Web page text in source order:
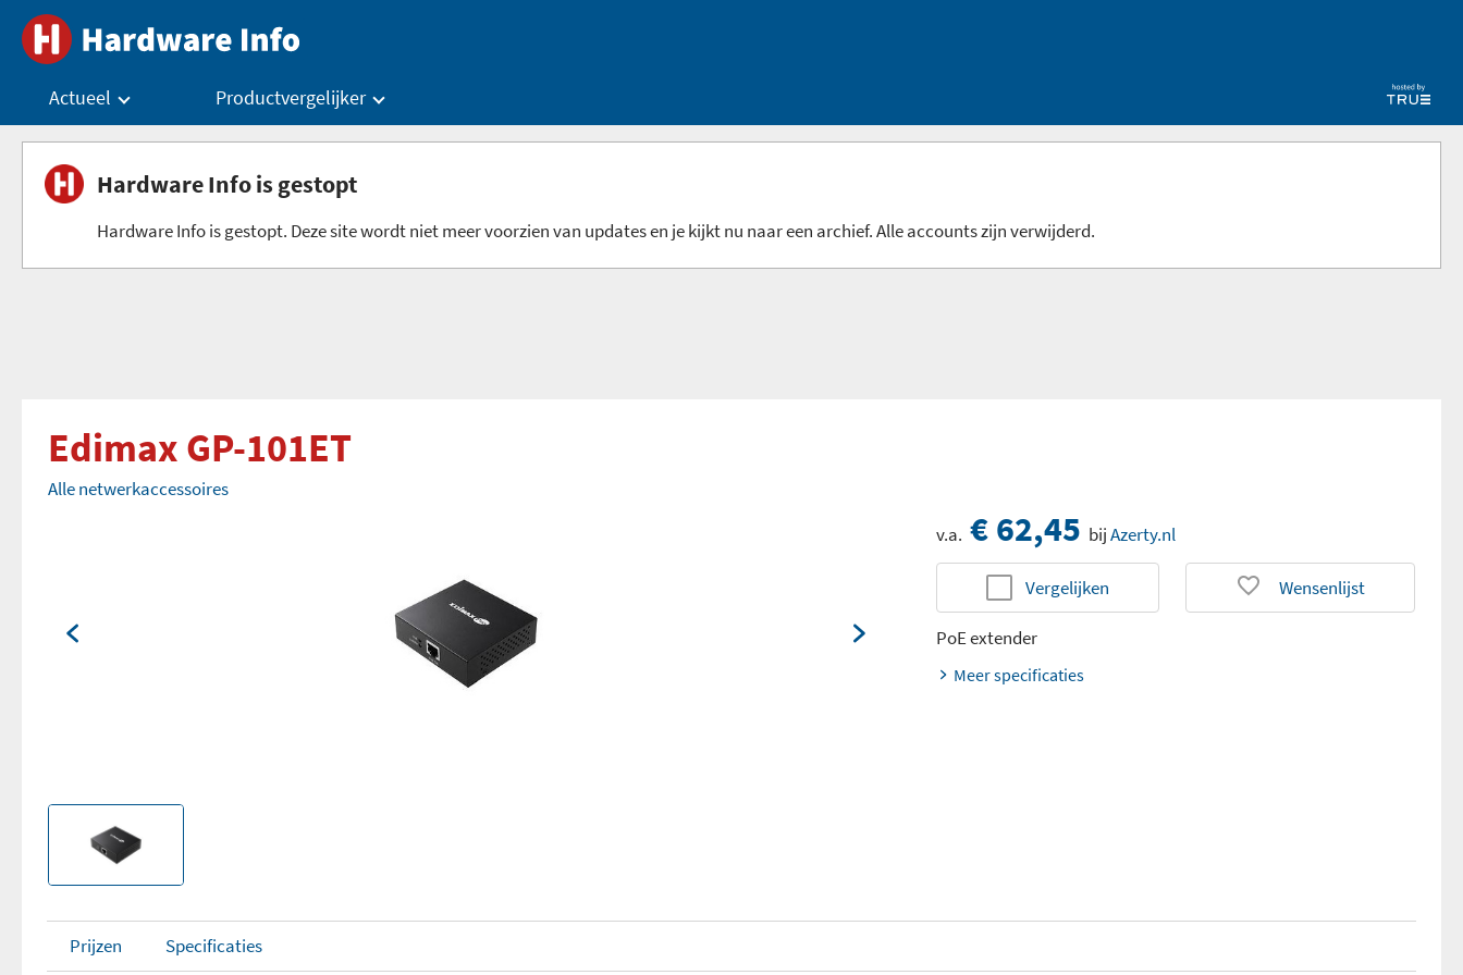
Actueel Productvergelijker
Hardware Info is gestopt
Hardware Info is gestopt. Deze site wordt niet meer voorzien van updates en je kijkt nu naar een archief. Alle accounts zijn verwijderd.
Edimax GP-101ET
Alle netwerkaccessoires
v.a. € 62,45 bijAzerty.nl
Vergelijken Wensenlijst
PoE extender
Meer specificaties
Prijzen Specificaties